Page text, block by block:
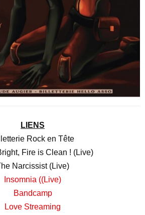
LIENS
Rock en Tête
Fire is Clean ! (Live)
Narcissist (Live)
Insomnia ((Live)
Bandcamp
Love Streaming